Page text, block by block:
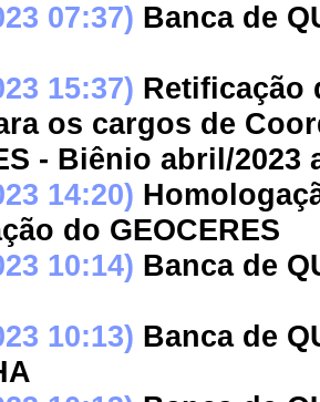
07:37) Banca de
15:37) Retificação
os cargos de
- Biênio abril/2023
14:20)
do GEOCERES
10:14) Banca de
10:13) Banca de